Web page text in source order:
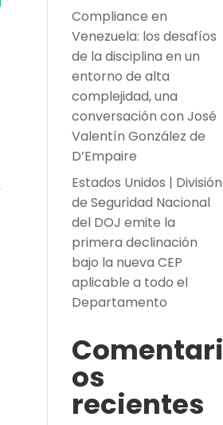
Compliance en
Venezuela: los desafíos
de la disciplina en un
entorno de alta
complejidad, una
conversación con José
Valentín González de
D’Empaire
Estados Unidos | División
de Seguridad Nacional
del DOJ emite la
primera declinación
bajo la nueva CEP
aplicable a todo el
Departamento
Comentari
os
recientes